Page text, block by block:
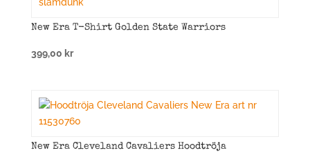
New Era T-Shirt Golden State Warriors
399,00 kr
New Era Cleveland Cavaliers Hoodtröja